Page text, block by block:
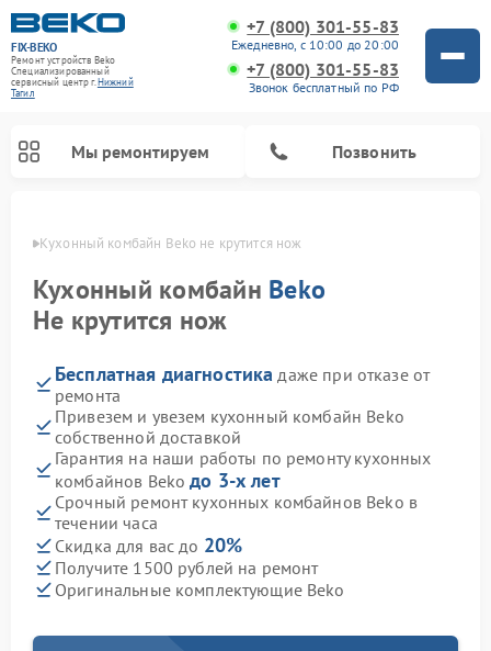
FIX-BEKO
Ремонт устройств Beko
Специализированный
cервисный центр г.Нижний
Тагил
+7 (800) 301-55-83
Ежедневно, с 10:00 до 20:00
+7 (800) 301-55-83
Звонок бесплатный по РФ
Мы ремонтируем Позвонить
Кухонный комбайн Beko не крутится нож
Кухонный комбайн Beko
Не крутится нож
Бесплатная диагностика даже при отказе от
ремонта
Привезем и увезем кухонный комбайн Beko
собственной доставкой
Гарантия на наши работы по ремонту кухонных
комбайнов Bekoдо 3-х лет
Срочный ремонт кухонных комбайнов Beko в
течении часа
Скидка для вас до 20%
Получите 1500 рублей на ремонт
Оригинальные комплектующие Beko